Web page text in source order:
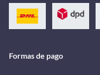
Formas de pago